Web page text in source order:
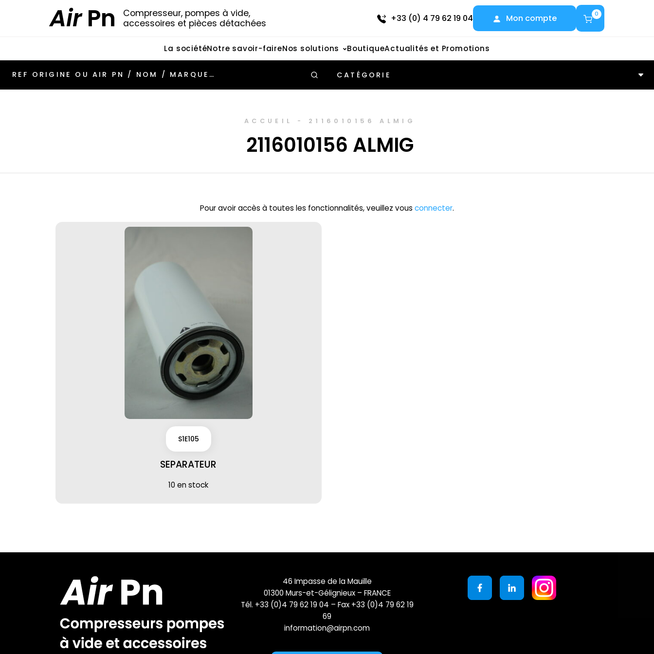
AirPn
Compresseur, pompes à vide,
accessoires et pièces détachées
+33 (0) 4 79 62 19 04 Mon compte 0
La sociétéNotre savoir-faireNos solutions BoutiqueActualités et Promotions
CATÉGORIE
ACCUEIL - 2116010156 ALMIG
2116010156 ALMIG
Pour avoir accès à toutes les fonctionnalités, veuillez vous connecter.
S1E105
SEPARATEUR
10 en stock
46 Impasse de la Mauille
01300 Murs-et-Gélignieux – FRANCE
Tél. +33 (0)4 79 62 19 04 – Fax +33 (0)4 79 62 19
69
information@airpn.com